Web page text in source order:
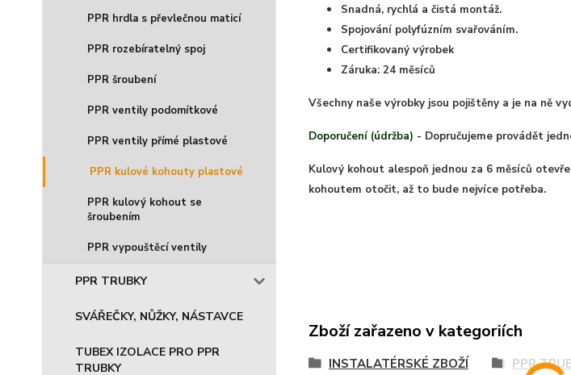
PPR hrdla s převlečnou maticí
PPR rozebíratelný spoj
PPR šroubení
PPR ventily podomítkové
PPR ventily přímé plastové
PPR kulové kohouty plastové
PPR kulový kohout se
šroubením
PPR vypouštěcí ventily
PPR TRUBKY
SVÁŘEČKY, NŮŽKY, NÁSTAVCE
TUBEX IZOLACE PRO PPR
TRUBKY
Snadná, rychlá a čistá montáž.
Spojování polyfúzním svařováním.
Certifikovaný výrobek
Záruka: 24 měsíců
Všechny naše výrobky jsou pojištěny a je na ně
Doporučení (údržba) - Dopručujeme provádět
Kulový kohout alespoň jednou za 6 měsíců
kohoutem otočit, až to bude nejvíce potřeba.
Zboží zařazeno v kategoriích
INSTALATÉRSKÉ ZBOŽÍ
PPR